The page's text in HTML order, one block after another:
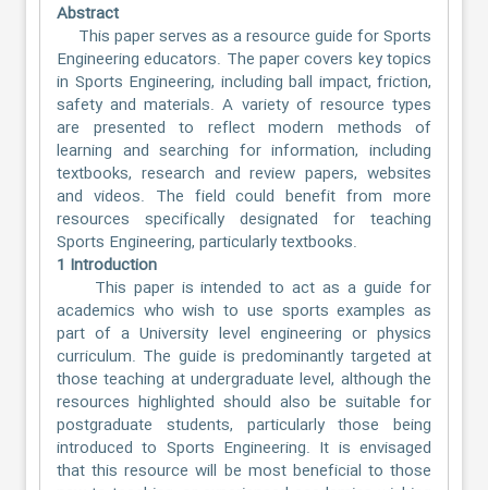
Abstract
This paper serves as a resource guide for Sports
Engineering educators. The paper covers key topics
in Sports Engineering, including ball impact, friction,
safety and materials. A variety of resource types
are presented to reflect modern methods of
learning and searching for information, including
textbooks, research and review papers, websites
and videos. The field could benefit from more
resources specifically designated for teaching
Sports Engineering, particularly textbooks.
1 Introduction
This paper is intended to act as a guide for
academics who wish to use sports examples as
part of a University level engineering or physics
curriculum. The guide is predominantly targeted at
those teaching at undergraduate level, although the
resources highlighted should also be suitable for
postgraduate students, particularly those being
introduced to Sports Engineering. It is envisaged
that this resource will be most beneficial to those